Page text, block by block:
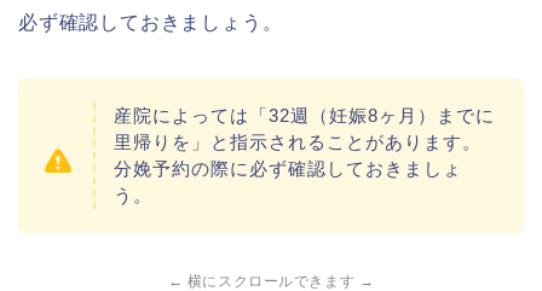
必ず確認しておきましょう。
産院によっては「32週（妊娠8ヶ月）までに
里帰りを」と指示されることがあります。
分娩予約の際に必ず確認しておきましょ
う。
← 横にスクロールできます →